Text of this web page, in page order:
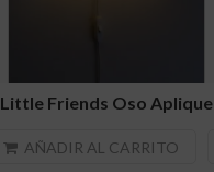
Little Friends Oso Aplique
AÑADIR AL CARRITO